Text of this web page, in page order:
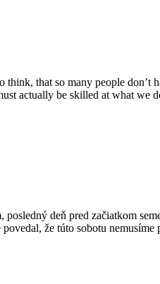
think, that so many people
actually be skilled at what we
posledný deň pred začiatkom
že túto sobotu